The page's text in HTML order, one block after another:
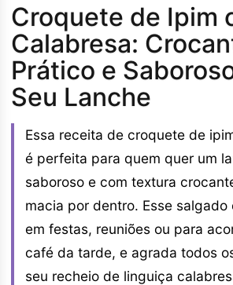
Croquete de Ipim
Calabresa:
Prático e
Seu Lanche
Essa receita de croquete de
é perfeita para quem quer um
saboroso e com textura
macia por dentro. Esse salgado
em festas, reuniões ou para
café da tarde, e agrada todos
seu recheio de linguiça